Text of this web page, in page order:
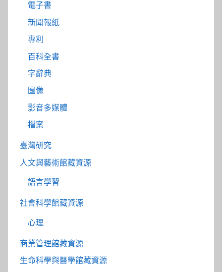
電子書
新聞報紙
專利
百科全書
字辭典
圖像
影音多媒體
檔案
臺灣研究
人文與藝術館藏資源
語言學習
社會科學館藏資源
心理
商業管理館藏資源
生命科學與醫學館藏資源